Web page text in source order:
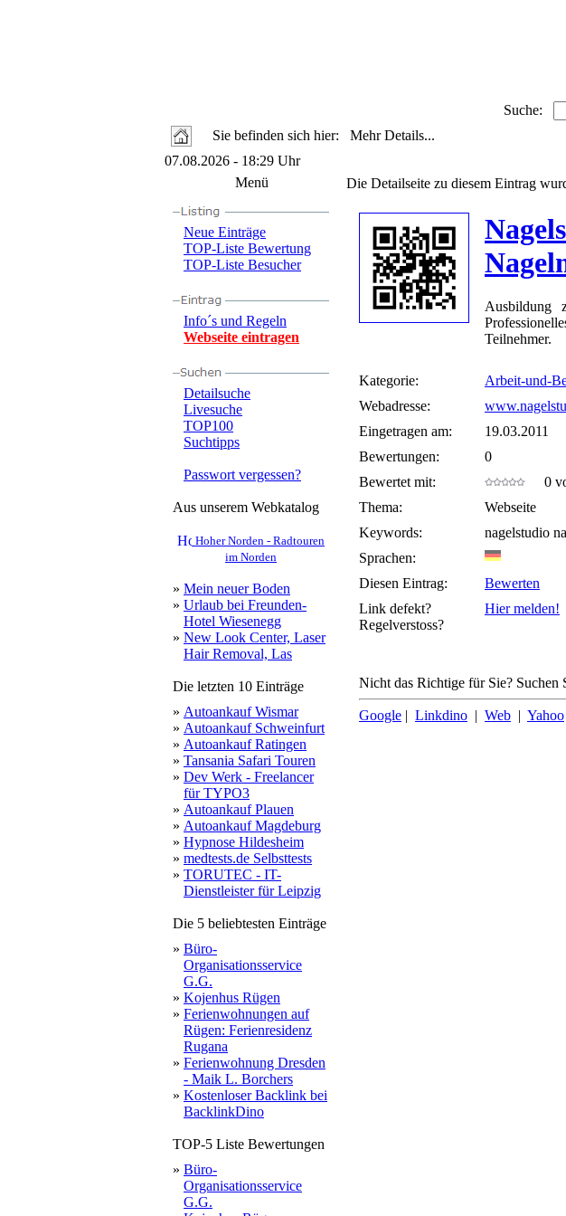
Suche:
Sie befinden sich hier: Mehr Details...
07.08.2026 - 18:29 Uhr
Menü
Neue Einträge
TOP-Liste Bewertung
TOP-Liste Besucher
Info´s und Regeln
Webseite eintragen
Detailsuche
Livesuche
TOP100
Suchtipps
Passwort vergessen?
Aus unserem Webkatalog
Hoher Norden - Radtouren
im Norden
» Mein neuer Boden
» Urlaub bei Freunden-
Hotel Wiesenegg
» New Look Center, Laser
Hair Removal, Las
Die letzten 10 Einträge
» Autoankauf Wismar
» Autoankauf Schweinfurt
» Autoankauf Ratingen
» Tansania Safari Touren
» Dev Werk - Freelancer
für TYPO3
» Autoankauf Plauen
» Autoankauf Magdeburg
» Hypnose Hildesheim
» medtests.de Selbsttests
» TORUTEC - IT-
Dienstleister für Leipzig
Die 5 beliebtesten Einträge
» Büro-
Organisationsservice
G.G.
» Kojenhus Rügen
» Ferienwohnungen auf
Rügen: Ferienresidenz
Rugana
» Ferienwohnung Dresden
- Maik L. Borchers
» Kostenloser Backlink bei
BacklinkDino
TOP-5 Liste Bewertungen
» Büro-
Organisationsservice
G.G.
Die Detailseite zu diesem Eintrag
Ausbildung
Teilnehmer.
Kategorie:
Arbeit-und-
Webadresse:
Eingetragen am:
19.03.2011
Bewertungen:
0
Bewertet mit:
0
Thema:
Webseite
Keywords:
nagelstudio
Sprachen:
Diesen Eintrag:
Bewerten
Link defekt?
Regelverstoss?
Hier melden!
Nicht das Richtige für Sie? Suchen
Google | Linkdino | Web | Yahoo